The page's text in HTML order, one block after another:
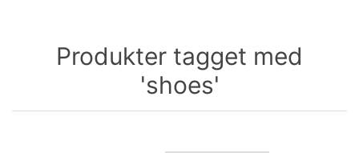
Produkter tagget med
'shoes'